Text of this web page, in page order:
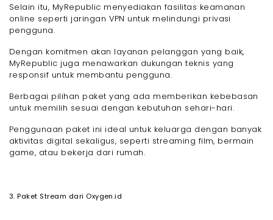
Selain itu, MyRepublic menyediakan fasilitas keamanan
online seperti jaringan VPN untuk melindungi privasi
pengguna.
Dengan komitmen akan layanan pelanggan yang baik,
MyRepublic juga menawarkan dukungan teknis yang
responsif untuk membantu pengguna.
Berbagai pilihan paket yang ada memberikan kebebasan
untuk memilih sesuai dengan kebutuhan sehari-hari.
Penggunaan paket ini ideal untuk keluarga dengan banyak
aktivitas digital sekaligus, seperti streaming film, bermain
game, atau bekerja dari rumah.
3. Paket Stream dari Oxygen.id